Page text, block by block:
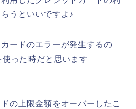
うといいですよ♪
ードのエラーが発生するの
った時だと思います
の上限金額をオーバーしたこ